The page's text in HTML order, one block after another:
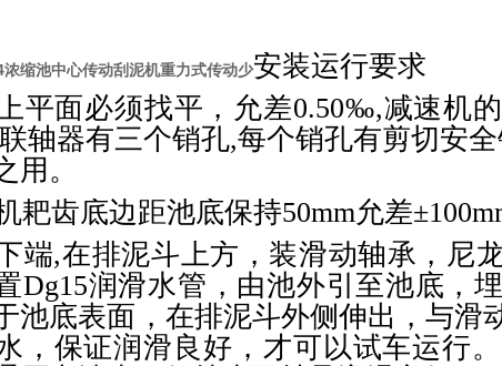
浓缩池中心传动刮泥机重力式传动少安装运行要求
平面必须找平，允差0.50‰,减速机
轴器有三个销孔,每个销孔有剪切安
用。
耙齿底边距池底保持50mm允差
端,在排泥斗上方，装滑动轴承，尼
Dg15润滑水管，由池外引至池底，
池底表面，在排泥斗外侧伸出，与滑
，保证润滑良好，才可以试车运行